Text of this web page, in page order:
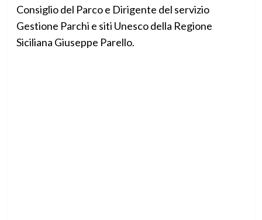
Consiglio del Parco e Dirigente del servizio
Gestione Parchi e siti Unesco della Regione
Siciliana Giuseppe Parello.